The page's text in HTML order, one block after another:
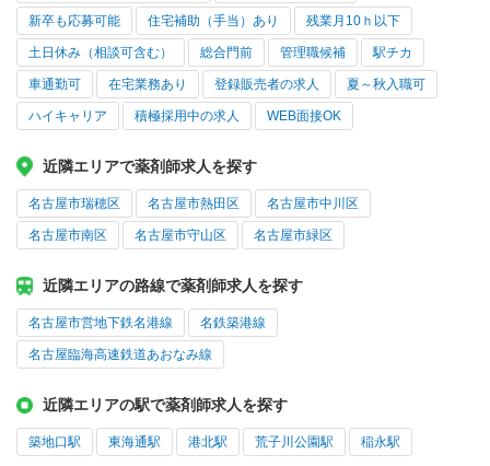
新卒も応募可能 住宅補助（手当）あり 残業月10ｈ以下
土日休み（相談可含む） 総合門前 管理職候補 駅チカ
車通勤可 在宅業務あり 登録販売者の求人 夏～秋入職可
ハイキャリア 積極採用中の求人 WEB面接OK
近隣エリアで薬剤師求人を探す
名古屋市瑞穂区 名古屋市熱田区 名古屋市中川区
名古屋市南区 名古屋市守山区 名古屋市緑区
近隣エリアの路線で薬剤師求人を探す
名古屋市営地下鉄名港線 名鉄築港線
名古屋臨海高速鉄道あおなみ線
近隣エリアの駅で薬剤師求人を探す
築地口駅 東海通駅 港北駅 荒子川公園駅 稲永駅